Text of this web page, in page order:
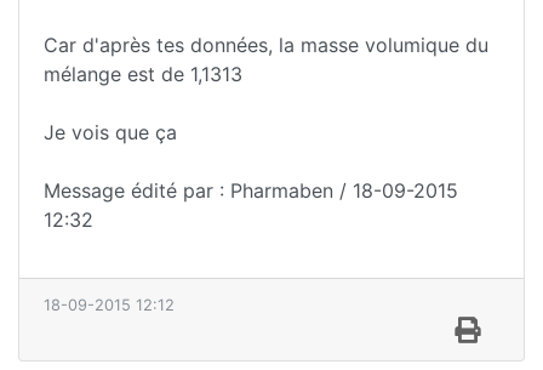
Car d'après tes données, la masse volumique du
mélange est de 1,1313
Je vois que ça
Message édité par : Pharmaben / 18-09-2015
12:32
18-09-2015 12:12